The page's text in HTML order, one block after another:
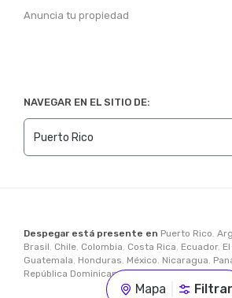
Mapa Filtrar
Anuncia tu propiedad
NAVEGAR EN EL SITIO DE:
Despegar está presente en Puerto Rico,
Brasil, Chile, Colombia, Costa Rica, Ecuador,
Guatemala, Honduras, México, Nicaragua,
República Dominicana,Estados Unidos,